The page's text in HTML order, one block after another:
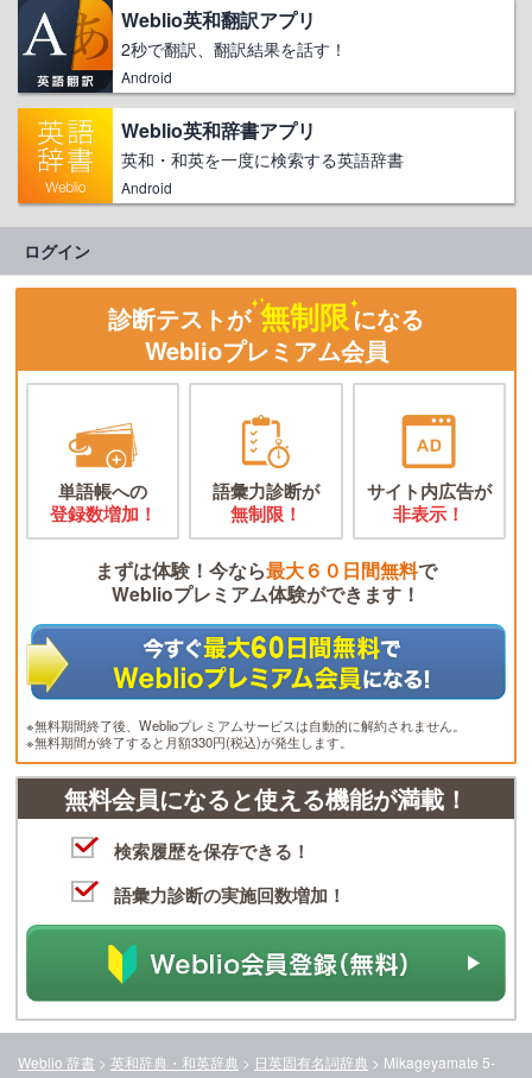
Weblio英和翻訳アプリ
2秒で翻訳、翻訳結果を話す！
Android
Weblio英和辞書アプリ
英和・和英を一度に検索する英語辞書
Android
ログイン
診断テストが 無制限になる
Weblioプレミアム会員
単語帳への
登録数増加！
語彙力診断が
無制限！
サイト内広告が
非表示！
まずは体験！今なら最大６０日間無料で
Weblioプレミアム体験ができます！
※無料期間終了後、Weblioプレミアムサービスは自動的に解約されません。
※無料期間が終了すると月額330円(税込)が発生します。
無料会員になると使える機能が満載！
検索履歴を保存できる！
語彙力診断の実施回数増加！
Weblio 辞書 > 英和辞典・和英辞典 > 日英固有名詞辞典 > Mikageyamate 5-